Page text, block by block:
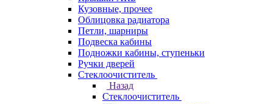
Кузовные, прочее
Облицовка радиатора
Петли, шарниры
Подвеска кабины
Подножки кабины, ступеньки
Ручки дверей
Стеклоочиститель
Назад
Стеклоочиститель